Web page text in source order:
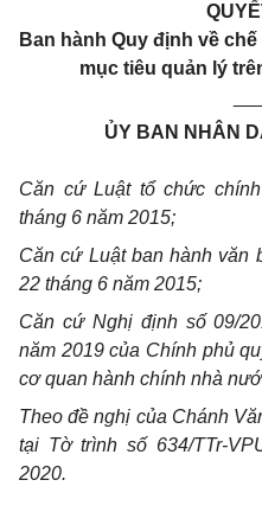
Ban hành Quy định về
mục tiêu quản lý
ỦY BAN NHÂN
Căn cứ Luật tổ chức
tháng 6 năm 2015;
Căn cứ Luật ban hành văn
22 tháng 6 năm 2015;
Căn cứ Nghị định số 09/
năm 2019 của Chính phủ
cơ quan hành chính nhà
Theo đề nghị của Chánh
tại Tờ trình số 634/TTr-
2020.